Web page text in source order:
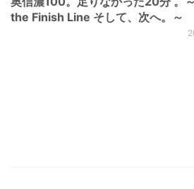
the Finish Line そして、次へ。～